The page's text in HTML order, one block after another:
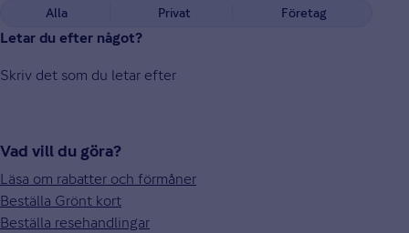
Alla Privat
Företag
Letar du efter något?
Skriv det som du letar efter
Vad vill du göra?
Läsa om rabatter och förmåner
Beställa Grönt kort
Beställa resehandlingar